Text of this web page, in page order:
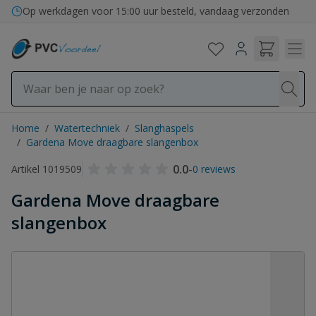
Ga naar de inhoud
Op werkdagen voor 15:00 uur besteld, vandaag verzonden
Home / Watertechniek / Slanghaspels
/ Gardena Move draagbare slangenbox
Artikel 1019509
0.0-0 reviews
Gardena Move draagbare
slangenbox